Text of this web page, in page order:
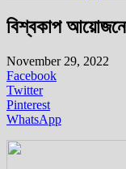
বিশ্বকাপ
November 29, 2022
Facebook
Twitter
Pinterest
WhatsApp